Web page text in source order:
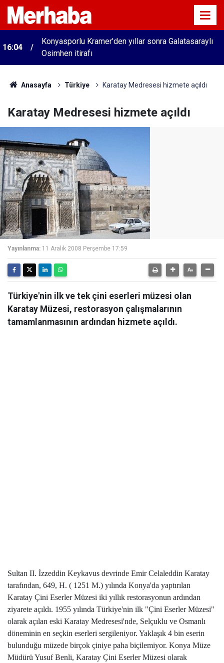
16:04
Konyasporlu Kramer'den yıllar sonra Galatasaraylı
Osimhen itirafı
Anasayfa Türkiye Karatay Medresesi hizmete açıldı
Karatay Medresesi hizmete açıldı
Yayınlanma: 11 Aralık 2008 Perşembe 17:59
Türkiye'nin ilk ve tek çini eserleri müzesi olan
Karatay Müzesi, restorasyon çalışmalarının
tamamlanmasının ardından hizmete açıldı.
Sultan II. İzzeddin Keykavus devrinde Emir Celaleddin Karatay
tarafından, 649, H. ( 1251 M.) yılında Konya'da yaptırılan
Karatay Çini Eserler Müzesi iki yıllık restorasyonun ardından
ziyarete açıldı. 1955 yılında Türkiye'nin ilk "Çini Eserler Müzesi"
olarak açılan eski Karatay Medresesi'nde, Selçuklu ve Osmanlı
döneminin en seçkin eserleri sergileniyor. Yaklaşık 4 bin eserin
bulunduğu müzede birçok çiniye paha biçilemiyor. Konya Müze
Müdürü Yusuf Benli, Karatay Çini Eserler Müzesi olarak